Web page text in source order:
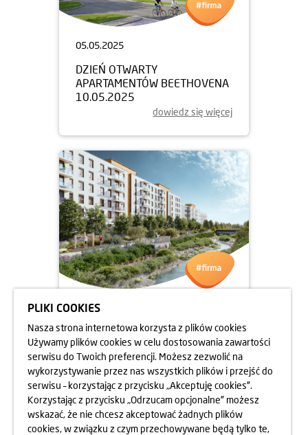
05.05.2025
DZIEŃ OTWARTY
APARTAMENTÓW BEETHOVENA
10.05.2025
dowiedz się więcej
05.05.2025
DZIEŃ OTWARTY
MOKOTOWA SPORTOWEGO
10.05.2025
dowiedz się więcej
PLIKI COOKIES
Nasza strona internetowa korzysta z plików cookies
Używamy plików cookies w celu dostosowania zawartości
serwisu do Twoich preferencji. Możesz zezwolić na
wykorzystywanie przez nas wszystkich plików i przejść do
serwisu – korzystając z przycisku „Akceptuję cookies”.
Korzystając z przycisku „Odrzucam opcjonalne” możesz
wskazać, że nie chcesz akceptować żadnych plików
cookies, w związku z czym przechowywane będą tylko te,